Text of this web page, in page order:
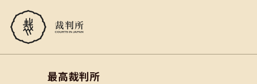
最高裁判所